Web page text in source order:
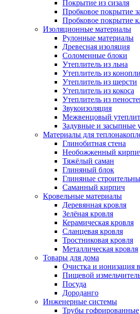
Покрытие из сизаля
Пробковое покрытие
Пробковое покрытие
Изоляционные материалы
Рулонные материалы
Древесная изоляция
Соломенные блоки
Утеплитель из льна
Утеплитель из конопли
Утеплитель из шерсти
Утеплитель из кокоса
Утеплитель из
Звукоизоляция
Межвенцовый
Задувные и засыпные
Материалы для
Глинобитная стена
Необожженный
Тяжёлый саман
Глиняный блок
Глиняные
Саманный кирпич
Кровельные материалы
Деревянная кровля
Зелёная кровля
Керамическая кровля
Сланцевая кровля
Тростниковая кровля
Металлическая кровля
Товары для дома
Очистка и ионизация
Пищевой
Посуда
Дороданго
Инженерные системы
Трубы гофрированные